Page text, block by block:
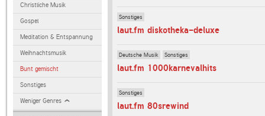
Christliche Musik
Gospel
Meditation & Entspannung
Weihnachtsmusik
Bunt gemischt
Sonstiges
Weniger Genres
Sonstiges
laut.fm diskotheka-deluxe
Deutsche Musik Sonstiges
laut.fm 1000karnevalhits
Sonstiges
laut.fm 80srewind